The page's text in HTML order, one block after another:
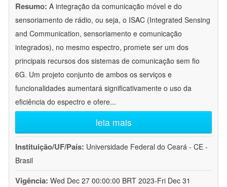
Resumo: A integração da comunicação móvel e do
sensoriamento de rádio, ou seja, o ISAC (Integrated Sensing
and Communication, sensoriamento e comunicação
integrados), no mesmo espectro, promete ser um dos
principais recursos dos sistemas de comunicação sem fio
6G. Um projeto conjunto de ambos os serviços e
funcionalidades aumentará significativamente o uso da
eficiência do espectro e ofere...
leia mais
Instituição/UF/País: Universidade Federal do Ceará - CE -
Brasil
Vigência: Wed Dec 27 00:00:00 BRT 2023-Fri Dec 31